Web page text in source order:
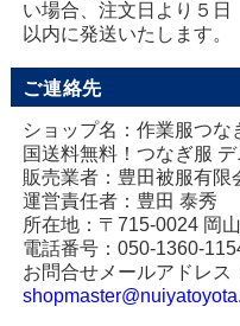
い場合、注文日より５日
以内に発送いたします。
ご連絡先
ショップ名：作業服つ
国送料無料！つなぎ服
販売業者：豊田被服有限
運営責任者：豊田 泰秀
所在地：〒715-0024 岡
電話番号：050-1360-
お問合せメールアドレス